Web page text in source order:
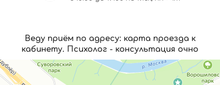
Веду приём по адресу: карта проезда к
кабинету. Психолог - консультация очно